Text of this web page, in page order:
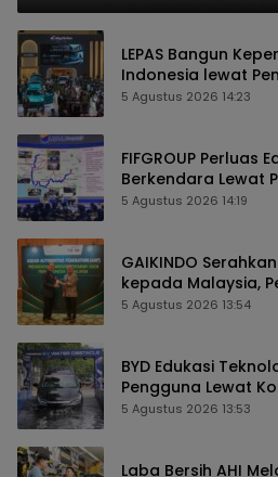
LEPAS Bangun
Indonesia lewat
hingga Layanan
5 Agustus 2026 14:23
FIFGROUP Perluas
Berkendara Lewat
2026
5 Agustus 2026 14:19
GAIKINDO
kepada Malaysia,
Industri Otomotif
5 Agustus 2026 13:54
BYD Edukasi
Pengguna Lewat
GIIAS 2026
5 Agustus 2026 13:53
Laba Bersih AHI